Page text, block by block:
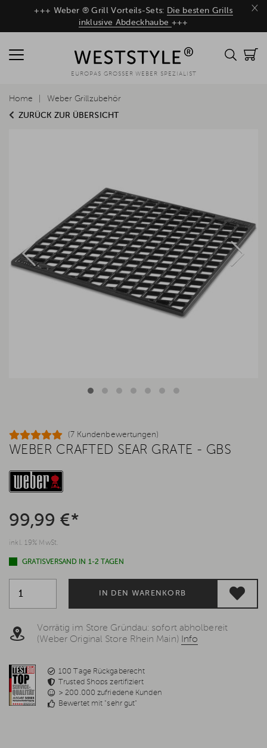
×
+++ Weber ® Grill Vorteils-Sets: Die besten Grills
inklusive Abdeckhaube +++
EUROPAS GROSSER WEBER SPEZIALIST
ZURÜCK ZUR ÜBERSICHT
Home Weber Grillzubehör
(7 Kundenbewertungen)
WEBER CRAFTED SEAR GRATE - GBS
99,99 €*
inkl. 19% MwSt.
GRATISVERSAND IN 1-2 TAGEN
IN DEN WARENKORB
Vorrätig im Store Gründau: sofort abholbereit
(Weber Original Store Rhein Main) Info
100 Tage Rückgaberecht
Trusted Shops zertifiziert
> 200.000 zufriedene Kunden
Bewertet mit "sehr gut"